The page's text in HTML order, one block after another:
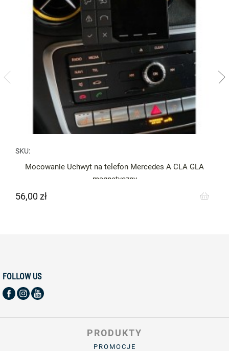
SKU:
Mocowanie Uchwyt na telefon Mercedes A CLA GLA
magnetyczny
Cena
56,00 zł
FOLLOW US
PRODUKTY
PROMOCJE